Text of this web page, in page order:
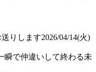
りします2026/04/14(火)
瞬で仲違いして終わる未